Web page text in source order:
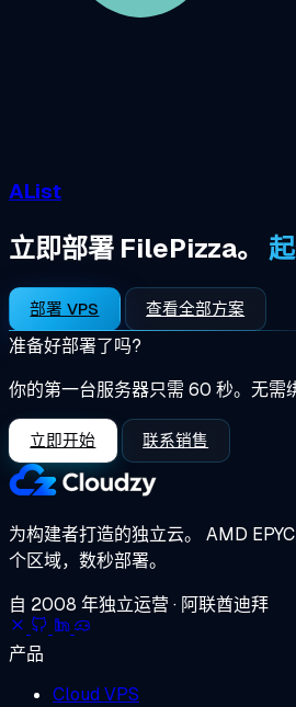
AList
立即部署 FilePizza。
部署 VPS 查看全部方案
准备好部署了吗?
你的第一台服务器只需 60 秒。无需
立即开始 联系销售
为构建者打造的独立云。 AMD
个区域，数秒部署。
自 2008 年独立运营 · 阿联酋迪拜
产品
Cloud VPS